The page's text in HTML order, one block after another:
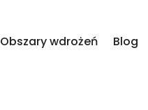
Obszary wdrożeń Blog